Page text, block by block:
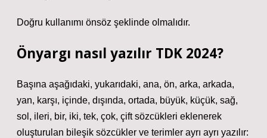
Doğru kullanımı önsöz şeklinde olmalıdır.
Önyargı nasıl yazılır TDK 2024?
Başına aşağıdaki, yukarıdaki, ana, ön, arka, arkada,
yan, karşı, içinde, dışında, ortada, büyük, küçük, sağ,
sol, ileri, bir, iki, tek, çok, çift sözcükleri eklenerek
oluşturulan bileşik sözcükler ve terimler ayrı ayrı yazılır: